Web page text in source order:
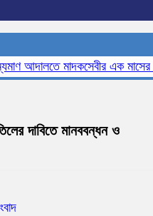
আদালতে মাদকসেবীর এক মাসের
দাবিতে মানববন্ধন ও